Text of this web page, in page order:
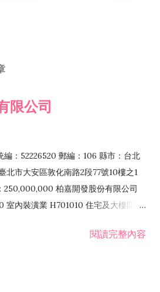
限公司
：52226520 郵編：106 縣市：台北
北市大安區敦化南路2段77號10樓之1
250,000,000 柏嘉開發股份有限公司
室內裝潢業 H701010 住宅及大樓開發
業 H703100 不動產租賃業 I503010
閱讀完整內容